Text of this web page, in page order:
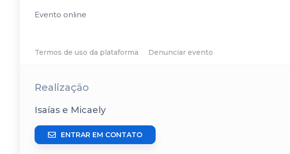
Evento online
Termos de uso da plataforma Denunciar evento
Realização
Isaías e Micaely
ENTRAR EM CONTATO